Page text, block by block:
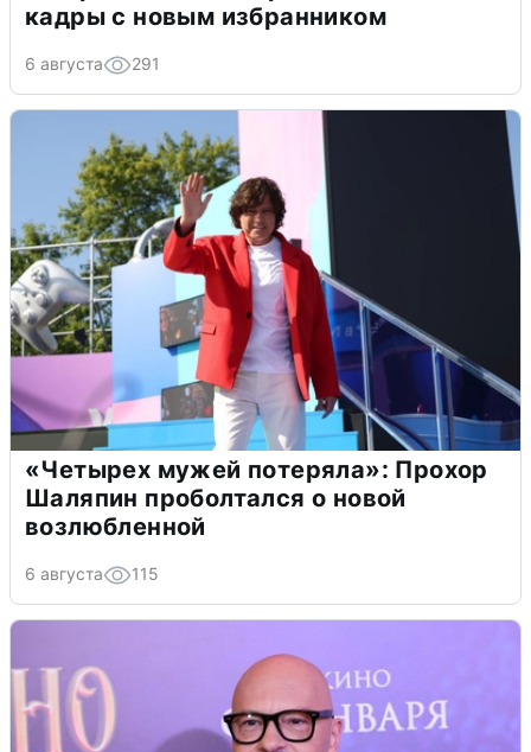
кадры с новым избранником
6 августа 291
«Четырех мужей потеряла»: Прохор
Шаляпин проболтался о новой
возлюбленной
6 августа 115